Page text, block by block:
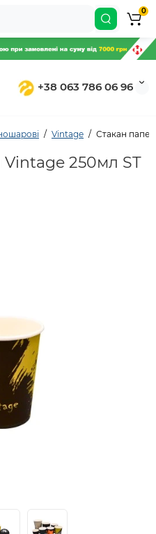
+38 063 786 06 96
0
Vintage Стакан
250мл ST